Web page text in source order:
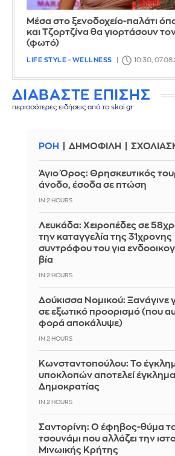
Μέσα στο ξενοδοχείο-παλάτι
και Τζορτζίνα θα γιορτάσουν
(φωτό)
LIFE STYLE - WELLNESS 10:30,
ΔΙΑΒΑΣΤΕ ΕΠΙΣΗΣ
περισσότερες ειδήσεις από το skai.gr
ΡΟΗ ΔΗΜΟΦΙΛΗ
Άγιο Όρος: Θρησκευτικός
άνοδο, έσοδα σε πτώση
IN 2 HOURS
Λευκάδα: Χειροπέδες σε
την καταγγελία της 31χρονης
συντρόφου του για
βία
IN 2 HOURS
Δούκισσα Νομικού: Ξανάγινε
σε εξωτικό προορισμό (που
φορά αποκάλυψε)
IN 2 HOURS
Κωνσταντοπούλου: Το
υποκλοπών αποτελεί
Δημοκρατίας
IN 2 HOURS
Σαντορίνη: Ο έφηβος-θύμα
τσουνάμι που αλλάζει την
Μινωικής Κρήτης